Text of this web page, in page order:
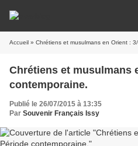
Accueil » Chrétiens et musulmans en Orient :
Chrétiens et musulmans
contemporaine.
Publié le 26/07/2015 à 13:35
Par Souvenir Français Issy